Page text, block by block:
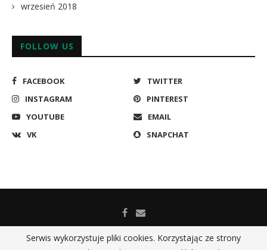
wrzesień 2018
FOLLOW US
FACEBOOK
TWITTER
INSTAGRAM
PINTEREST
YOUTUBE
EMAIL
VK
SNAPCHAT
Serwis wykorzystuje pliki cookies. Korzystając ze strony